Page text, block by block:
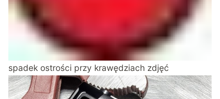
spadek ostrości przy krawędziach zdjęć